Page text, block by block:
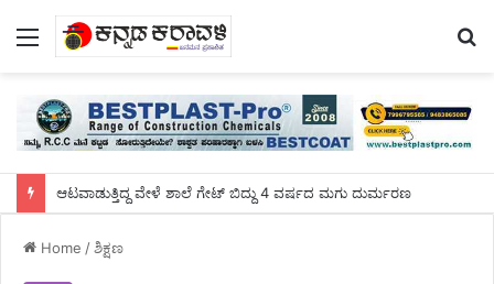
Menu
ಆಟವಾಡುತ್ತಿದ್ದ ವೇಳೆ ಶಾಲೆ ಗೇಟ್ ಬಿದ್ದು 4 ವರ್ಷದ ಮಗು ದುರ್ಮರಣ
Home /ಶಿಕ್ಷಣ